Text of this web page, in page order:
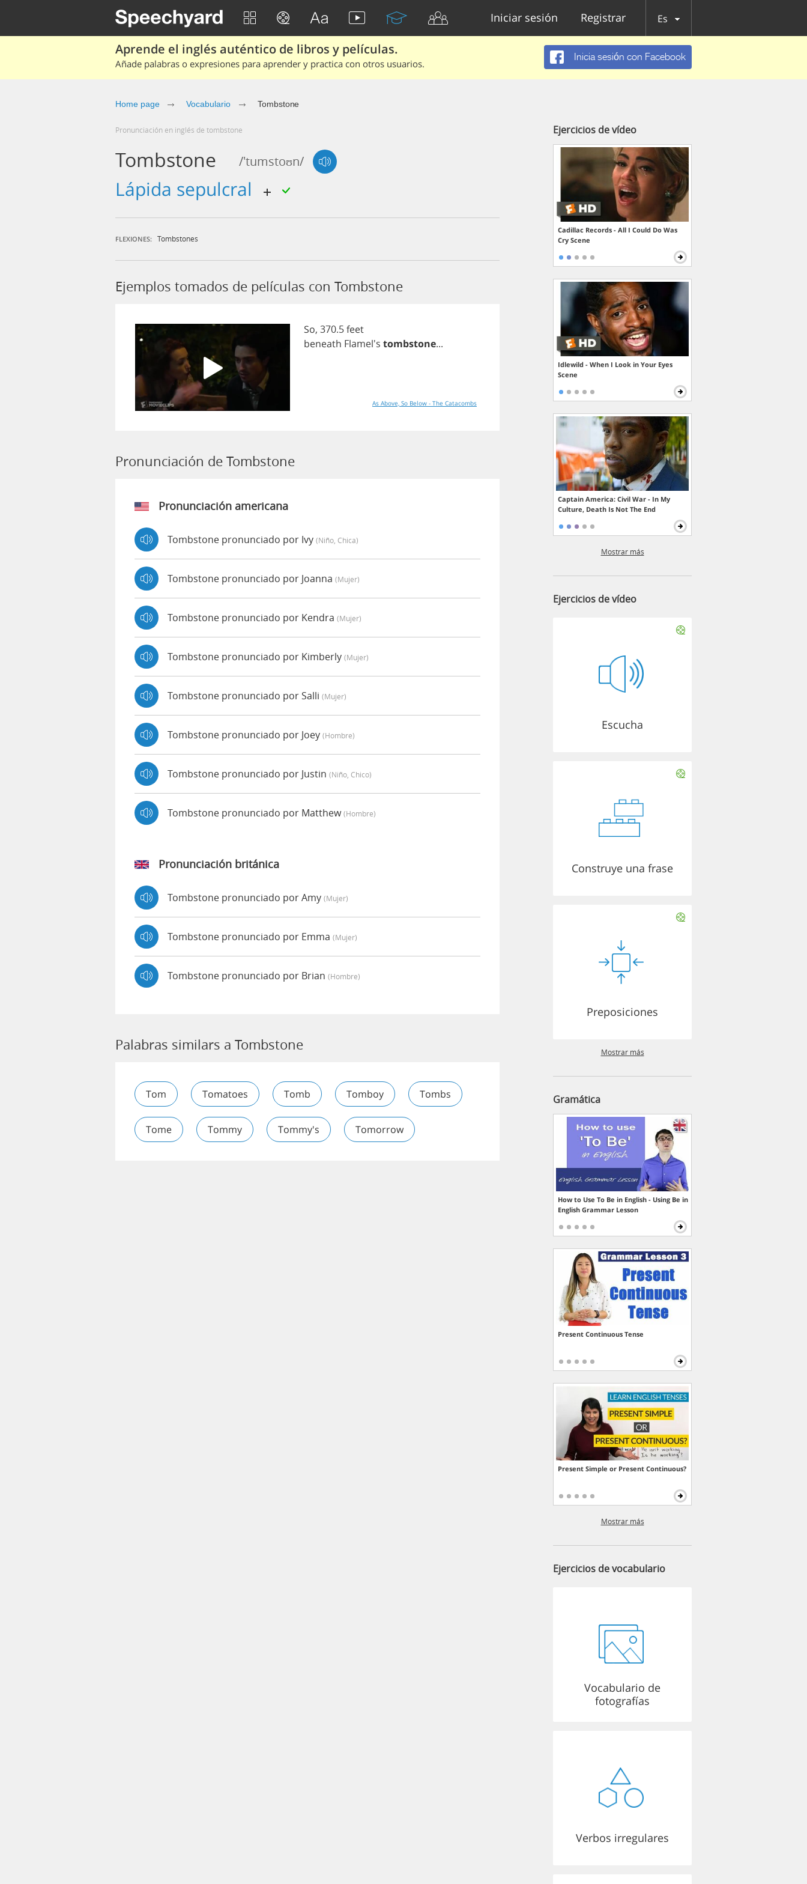
Iniciar sesión Registrar Es
Aprende el inglés auténtico de libros y películas.
Añade palabras o expresiones para aprender y practica con otros usuarios.
Inicia sesión con Facebook
Home page Vocabulario Tombstone
Pronunciación en inglés de tombstone
Tombstone /'tumstoʊn/
lápida sepulcral
FLEXIONES: Tombstones
Ejemplos tomados de películas con Tombstone
So, 370.5feet
beneath Flamel's tombstone...
As Above, So Below - The Catacombs
Pronunciación de Tombstone
Pronunciación americana
Tombstone pronunciado por Ivy (niño, Chica)
Tombstone pronunciado por Joanna (mujer)
Tombstone pronunciado por Kendra (mujer)
Tombstone pronunciado por Kimberly (mujer)
Tombstone pronunciado por Salli (mujer)
Tombstone pronunciado por Joey (hombre)
Tombstone pronunciado por Justin (niño, Chico)
Tombstone pronunciado por Matthew(hombre)
Pronunciación británica
Tombstone pronunciado por Amy (mujer)
Tombstone pronunciado por Emma (mujer)
Tombstone pronunciado por Brian (hombre)
Palabras similars a Tombstone
Tom Tomatoes Tomb Tomboy Tombs
Tome Tommy Tommy's Tomorrow
Ejercicios de vídeo
Cadillac Records - All I Could Do Was
Cry Scene
Idlewild - When I Look in Your Eyes
Scene
Captain America: Civil War - In My
Culture, Death Is Not The End
Mostrar más
Ejercicios de vídeo
Escucha
Construye una frase
Preposiciones
Mostrar más
Gramática
How to Use To Be in English - Using Be in
English Grammar Lesson
Present Continuous Tense
Present Simple or Present Continuous?
Mostrar más
Ejercicios de vocabulario
Vocabulario de
fotografías
Verbos irregulares